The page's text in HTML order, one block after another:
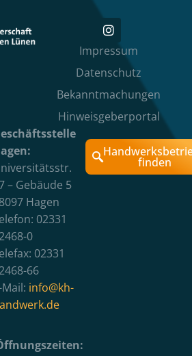
Impressum
Datenschutz
Bekanntmachungen
Hinweisgeberportal
– Gebäude 5
Hagen
02331
0
02331
66
Mail: info@kh-
finden